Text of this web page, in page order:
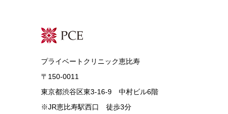
プライベートクリニック恵比寿
〒150-0011
東京都渋谷区東3-16-9 中村ビル6階
※JR恵比寿駅西口 徒歩3分